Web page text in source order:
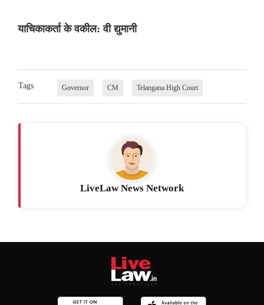
याचिकाकर्ता के वकील: वी द्युमानी
Tags Governor CM Telangana High Court
LiveLaw News Network